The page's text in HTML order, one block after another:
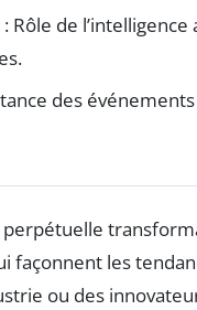
: Rôle de
des
façonnent les
ou des